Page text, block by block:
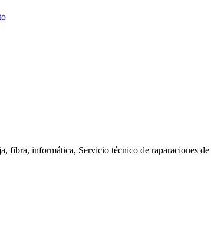
informática, Servicio técnico de raparaciones